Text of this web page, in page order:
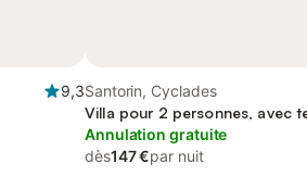
9,3Santorin, Cyclades
Villa pour 2 personnes, avec
Annulation gratuite
dès147 €par nuit